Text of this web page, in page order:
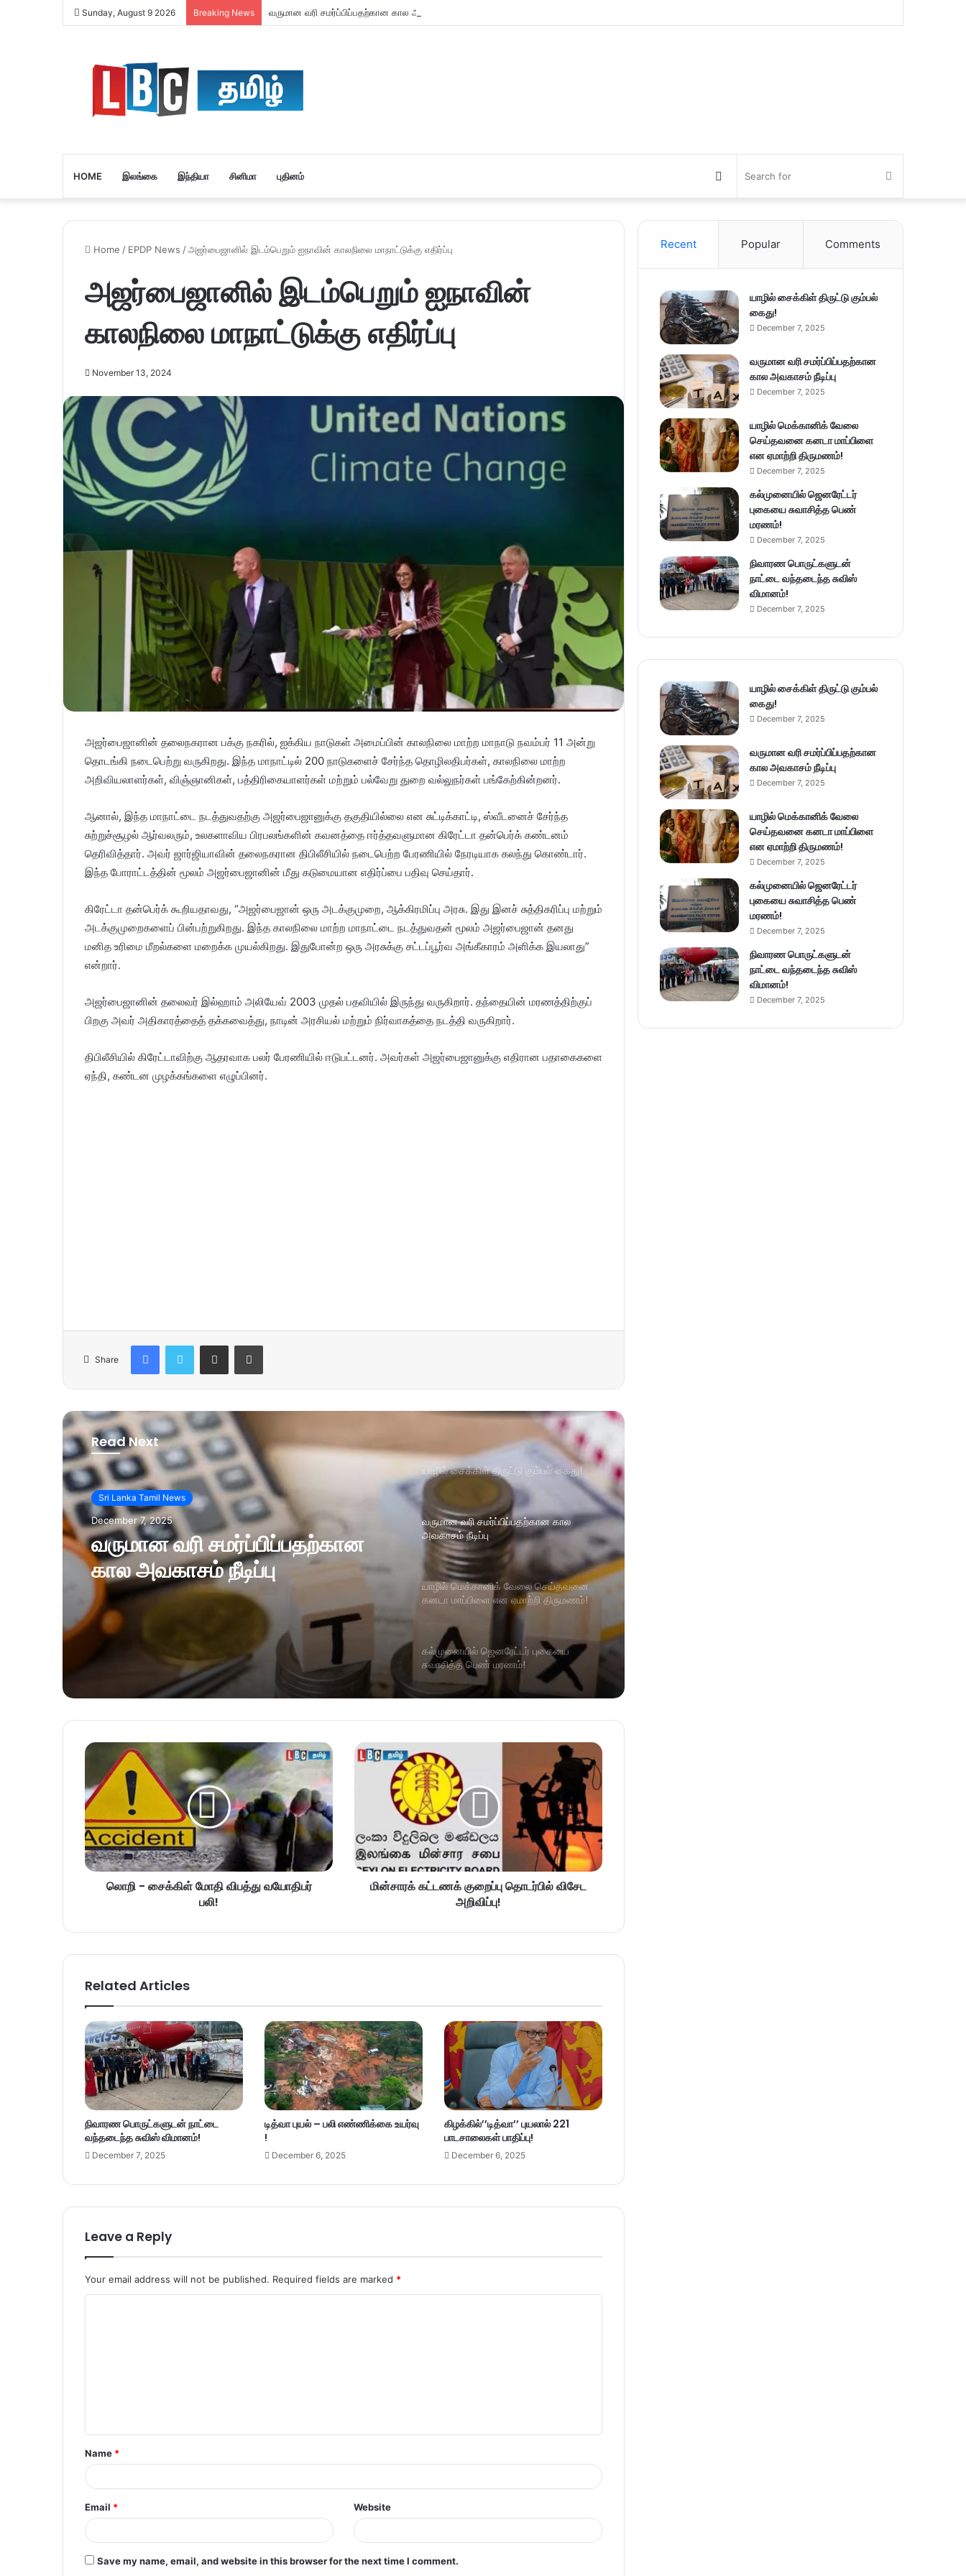
Sunday, August 9 2026 Breaking News வருமான வரி சமர்ப்பிப்பதற்கான கால அவகாசம் நீடிப்பு
HOME இலங்கை இந்தியா சினிமா புதினம்
for
Switch
skin
Home / EPDP News /அஜர்பைஜானில் இடம்பெறும் ஐநாவின் காலநிலை மாநாட்டுக்கு எதிர்ப்பு
அஜர்பைஜானில் இடம்பெறும் ஐநாவின்
காலநிலை மாநாட்டுக்கு எதிர்ப்பு
November 13, 2024
அஜர்பைஜானின் தலைநகரான பக்கு நகரில், ஐக்கிய நாடுகள் அமைப்பின் காலநிலை மாற்ற மாநாடு நவம்பர் 11 அன்று
தொடங்கி நடைபெற்று வருகிறது. இந்த மாநாட்டில் 200 நாடுகளைச் சேர்ந்த தொழிலதிபர்கள், காலநிலை மாற்ற
அறிவியலாளர்கள், விஞ்ஞானிகள், பத்திரிகையாளர்கள் மற்றும் பல்வேறு துறை வல்லுநர்கள் பங்கேற்கின்றனர்.
ஆனால், இந்த மாநாட்டை நடத்துவதற்கு அஜர்பைஜானுக்கு தகுதியில்லை என சுட்டிக்காட்டி, ஸ்வீடனைச் சேர்ந்த
சுற்றுச்சூழல் ஆர்வலரும், உலகளாவிய பிரபலங்களின் கவனத்தை ஈர்த்தவளுமான கிரேட்டா தன்பெர்க் கண்டனம்
தெரிவித்தார். அவர் ஜார்ஜியாவின் தலைநகரான திபிலீசியில் நடைபெற்ற பேரணியில் நேரடியாக கலந்து கொண்டார்.
இந்த போராட்டத்தின் மூலம் அஜர்பைஜானின் மீது கடுமையான எதிர்ப்பை பதிவு செய்தார்.
கிரேட்டா தன்பெர்க் கூறியதாவது, “அஜர்பைஜான் ஒரு அடக்குமுறை, ஆக்கிரமிப்பு அரசு. இது இனச் சுத்திகரிப்பு மற்றும்
அடக்குமுறைகளைப் பின்பற்றுகிறது. இந்த காலநிலை மாற்ற மாநாட்டை நடத்துவதன் மூலம் அஜர்பைஜான் தனது
மனித உரிமை மீறல்களை மறைக்க முயல்கிறது. இதுபோன்ற ஒரு அரசுக்கு சட்டப்பூர்வ அங்கீகாரம் அளிக்க இயலாது”
என்றார்.
அஜர்பைஜானின் தலைவர் இல்ஹாம் அலியேவ் 2003 முதல் பதவியில் இருந்து வருகிறார். தந்தையின் மரணத்திற்குப்
பிறகு அவர் அதிகாரத்தைத் தக்கவைத்து, நாடின் அரசியல் மற்றும் நிர்வாகத்தை நடத்தி வருகிறார்.
திபிலீசியில் கிரேட்டாவிற்கு ஆதரவாக பலர் பேரணியில் ஈடுபட்டனர். அவர்கள் அஜர்பைஜானுக்கு எதிரான பதாகைகளை
ஏந்தி, கண்டன முழக்கங்களை எழுப்பினர்.
Share
Read Next
Sri Lanka Tamil News
December 7, 2025
வருமான வரி சமர்ப்பிப்பதற்கான
கால அவகாசம் நீடிப்பு
யாழில் சைக்கிள் திருட்டு கும்பல் கைது!
வருமான வரி சமர்ப்பிப்பதற்கான கால
அவகாசம் நீடிப்பு
யாழில் மெக்கானிக் வேலை செய்தவனை
கனடா மாப்பிளை என ஏமாற்றி திருமணம்!
கல்முனையில் ஜெனரேட்டர் புகையை
சுவாசித்த பெண் மரணம்!
லொறி - சைக்கிள் மோதி விபத்து வயோதிபர்
பலி!
மின்சாரக் கட்டணக் குறைப்பு தொடர்பில் விசேட
அறிவிப்பு!
Related Articles
நிவாரண பொருட்களுடன் நாட்டை
வந்தடைந்த சுவிஸ் விமானம்!
December 7, 2025
டித்வா புயல் – பலி எண்ணிக்கை உயர்வு
!
December 6, 2025
கிழக்கில்’’டித்வா’’ புயலால் 221
பாடசாலைகள் பாதிப்பு!
December 6, 2025
Leave a Reply
Your email address will not be published. Required fields are marked *
t
*
Name *
Email * Website
Save my name, email, and website in this browser for the next time I comment.
Recent Popular Comments
யாழில் சைக்கிள் திருட்டு கும்பல்
கைது!
December 7, 2025
வருமான வரி சமர்ப்பிப்பதற்கான
கால அவகாசம் நீடிப்பு
December 7, 2025
யாழில் மெக்கானிக் வேலை
செய்தவனை கனடா மாப்பிளை
என ஏமாற்றி திருமணம்!
December 7, 2025
கல்முனையில் ஜெனரேட்டர்
புகையை சுவாசித்த பெண்
மரணம்!
December 7, 2025
நிவாரண பொருட்களுடன்
நாட்டை வந்தடைந்த சுவிஸ்
விமானம்!
December 7, 2025
யாழில் சைக்கிள் திருட்டு கும்பல்
கைது!
December 7, 2025
வருமான வரி சமர்ப்பிப்பதற்கான
கால அவகாசம் நீடிப்பு
December 7, 2025
யாழில் மெக்கானிக் வேலை
செய்தவனை கனடா மாப்பிளை
என ஏமாற்றி திருமணம்!
December 7, 2025
கல்முனையில் ஜெனரேட்டர்
புகையை சுவாசித்த பெண்
மரணம்!
December 7, 2025
நிவாரண பொருட்களுடன்
நாட்டை வந்தடைந்த சுவிஸ்
விமானம்!
December 7, 2025